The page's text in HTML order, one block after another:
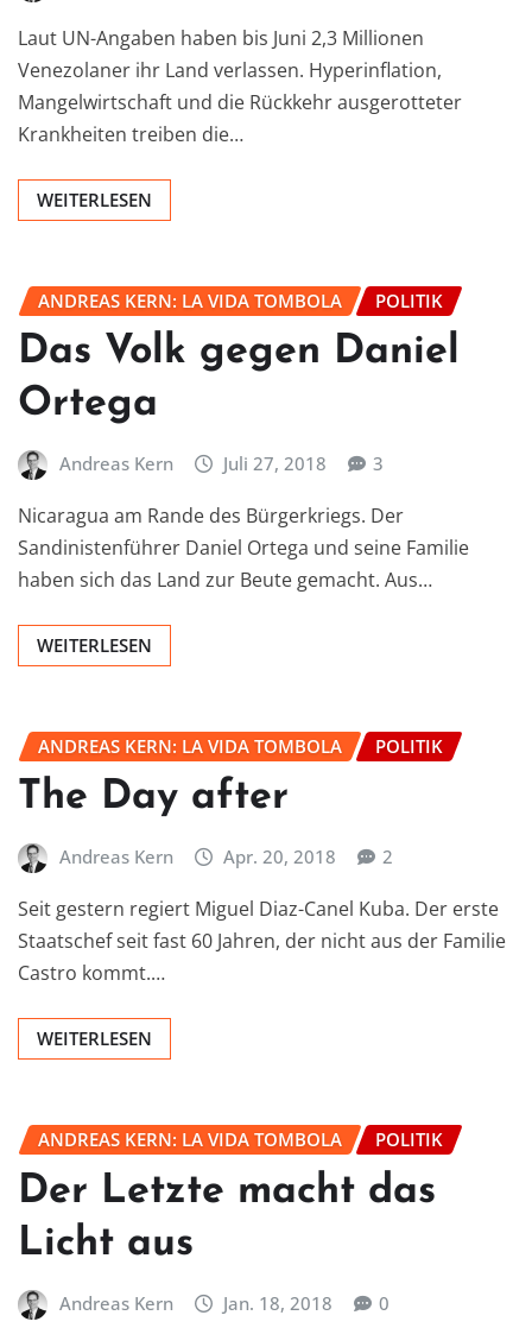
Laut UN-Angaben haben bis Juni 2,3 Millionen
Venezolaner ihr Land verlassen. Hyperinflation,
Mangelwirtschaft und die Rückkehr ausgerotteter
Krankheiten treiben die…
WEITERLESEN
ANDREAS KERN: LA VIDA TOMBOLA POLITIK
Das Volk gegen Daniel
Ortega
Andreas Kern Juli 27, 2018 3
Nicaragua am Rande des Bürgerkriegs. Der
Sandinistenführer Daniel Ortega und seine Familie
haben sich das Land zur Beute gemacht. Aus…
WEITERLESEN
ANDREAS KERN: LA VIDA TOMBOLA POLITIK
The Day after
Andreas Kern Apr. 20, 2018 2
Seit gestern regiert Miguel Diaz-Canel Kuba. Der erste
Staatschef seit fast 60 Jahren, der nicht aus der Familie
Castro kommt.…
WEITERLESEN
ANDREAS KERN: LA VIDA TOMBOLA POLITIK
Der Letzte macht das
Licht aus
Andreas Kern Jan. 18, 2018 0